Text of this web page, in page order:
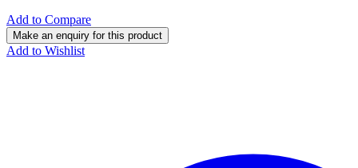
Add to Compare
Add to Wishlist